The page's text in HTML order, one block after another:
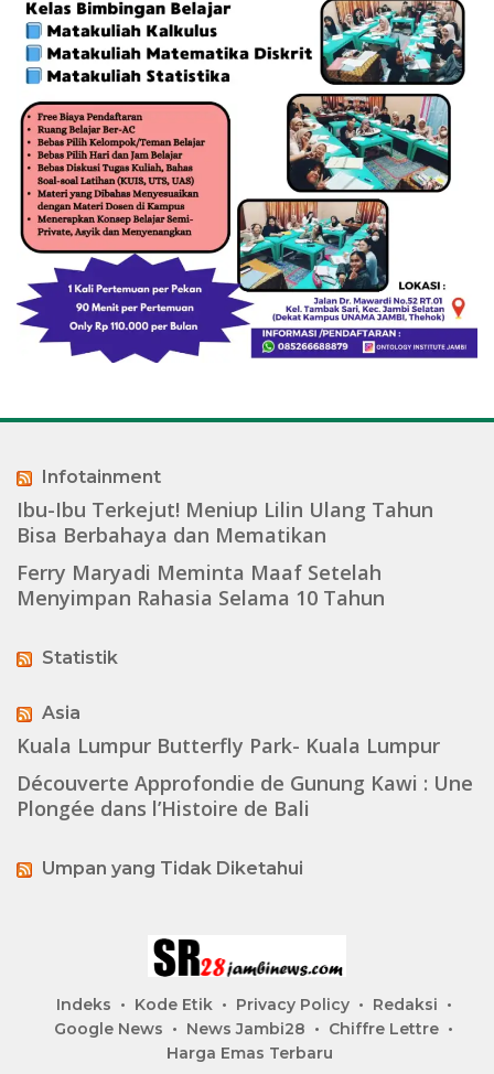
Infotainment
Ibu-Ibu Terkejut! Meniup Lilin Ulang Tahun
Bisa Berbahaya dan Mematikan
Ferry Maryadi Meminta Maaf Setelah
Menyimpan Rahasia Selama 10 Tahun
Statistik
Asia
Kuala Lumpur Butterfly Park- Kuala Lumpur
Découverte Approfondie de Gunung Kawi : Une
Plongée dans l’Histoire de Bali
Umpan yang Tidak Diketahui
Indeks Kode Etik Privacy Policy
Redaksi
Google News
News Jambi28
Chiffre Lettre
Harga Emas Terbaru